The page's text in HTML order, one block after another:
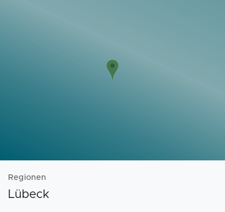
Webinare
Regionen
Lübeck